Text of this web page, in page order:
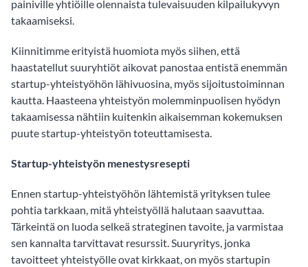
painiville yhtiöille olennaista tulevaisuuden kilpailukyvyn
takaamiseksi.
Kiinnitimme erityistä huomiota myös siihen, että
haastatellut suuryhtiöt aikovat panostaa entistä enemmän
startup-yhteistyöhön lähivuosina, myös sijoitustoiminnan
kautta. Haasteena yhteistyön molemminpuolisen hyödyn
takaamisessa nähtiin kuitenkin aikaisemman kokemuksen
puute startup-yhteistyön toteuttamisesta.
Startup-yhteistyön menestysresepti
Ennen startup-yhteistyöhön lähtemistä yrityksen tulee
pohtia tarkkaan, mitä yhteistyöllä halutaan saavuttaa.
Tärkeintä on luoda selkeä strateginen tavoite, ja varmistaa
sen kannalta tarvittavat resurssit. Suuryritys, jonka
tavoitteet yhteistyölle ovat kirkkaat, on myös startupin